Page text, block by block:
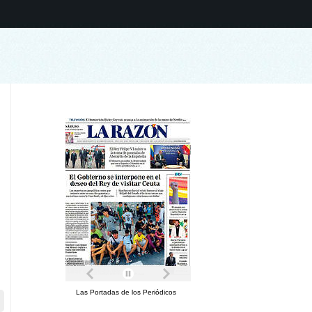
Las Portadas de los Periódicos